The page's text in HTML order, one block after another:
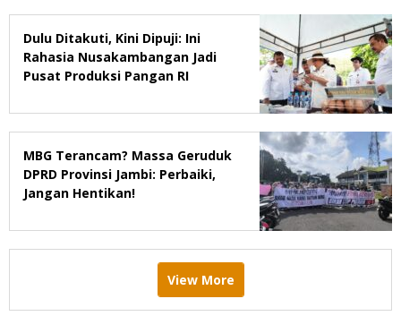
Dulu Ditakuti, Kini Dipuji: Ini
Rahasia Nusakambangan Jadi
Pusat Produksi Pangan RI
MBG Terancam? Massa Geruduk
DPRD Provinsi Jambi: Perbaiki,
Jangan Hentikan!
View More